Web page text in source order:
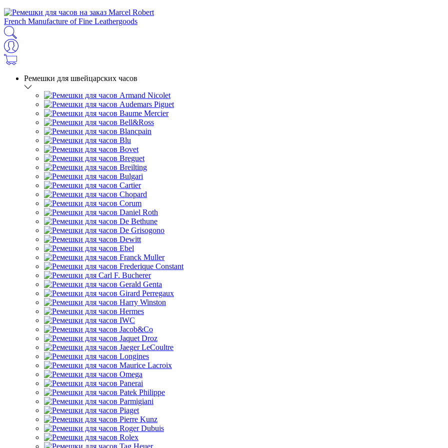
French Manufacture of Fine Leathergoods
Ремешки для швейцарских часов